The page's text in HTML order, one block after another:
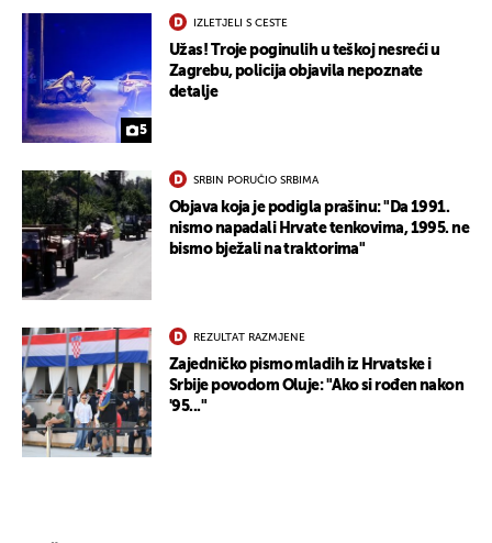
5
IZLETJELI S CESTE
Užas! Troje poginulih u teškoj nesreći u
Zagrebu, policija objavila nepoznate
detalje
SRBIN PORUČIO SRBIMA
Objava koja je podigla prašinu: "Da 1991.
nismo napadali Hrvate tenkovima, 1995. ne
bismo bježali na traktorima"
REZULTAT RAZMJENE
Zajedničko pismo mladih iz Hrvatske i
Srbije povodom Oluje: "Ako si rođen nakon
'95..."